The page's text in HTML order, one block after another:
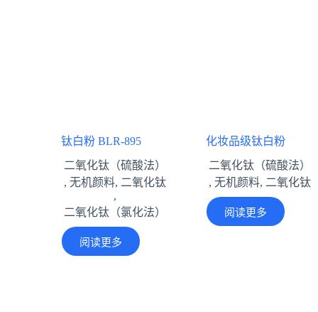
钛白粉 BLR-895
二氧化钛（硫酸法）
, 无机颜料, 二氧化钛
,
二氧化钛（氯化法）
阅读更多
化妆品级钛白粉
二氧化钛（硫酸法）
, 无机颜料, 二氧化钛
阅读更多